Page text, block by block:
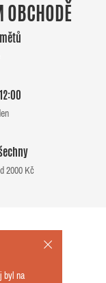
OBCHODĚ
2000 Kč
byl na